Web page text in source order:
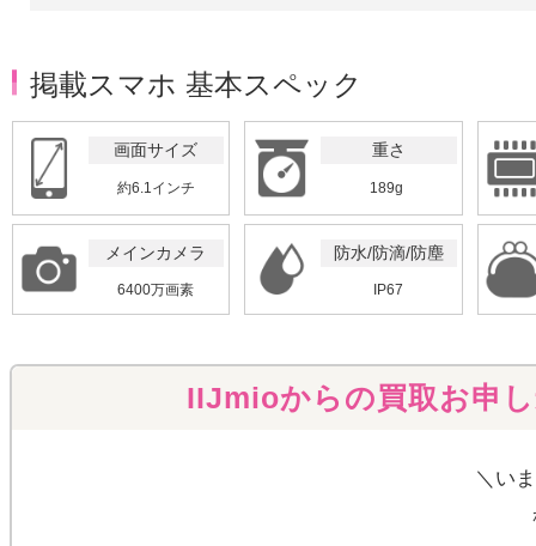
掲載スマホ 基本スペック
画面サイズ
約6.1インチ
重さ
189g
メインカメラ
6400万画素
防水/防滴/防塵
IP67
IIJmioからの買取お申
＼い